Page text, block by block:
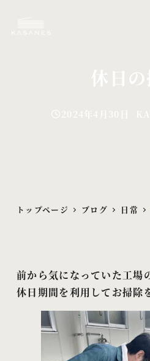
休日
投稿日
2024年4月30日
著
トップページ ブログ 日常
前から気になっていた工場
休日期間を利用してお掃除